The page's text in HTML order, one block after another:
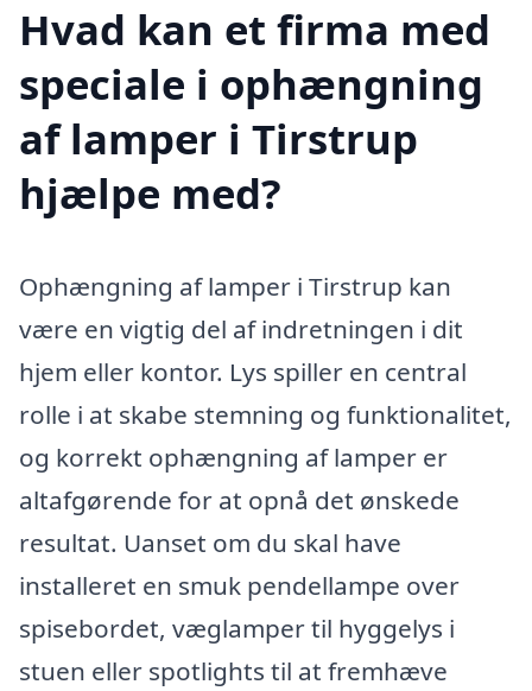
Hvad kan et firma med
speciale i ophængning
af lamper i Tirstrup
hjælpe med?
Ophængning af lamper i Tirstrup kan
være en vigtig del af indretningen i dit
hjem eller kontor. Lys spiller en central
rolle i at skabe stemning og funktionalitet,
og korrekt ophængning af lamper er
altafgørende for at opnå det ønskede
resultat. Uanset om du skal have
installeret en smuk pendellampe over
spisebordet, væglamper til hyggelys i
stuen eller spotlights til at fremhæve